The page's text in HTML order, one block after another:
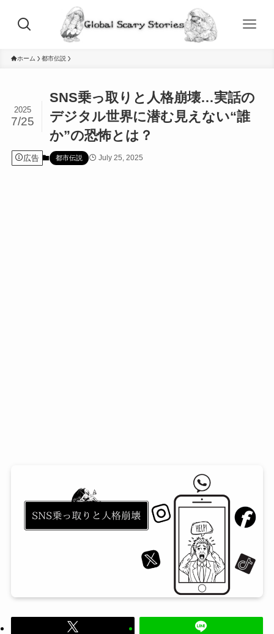
ホーム 都市伝説
SNS乗っ取りと人格崩壊…実話の
デジタル世界に潜む見えない“誰
か”の恐怖とは？
2025
7/25
広告 都市伝説 July 25, 2025